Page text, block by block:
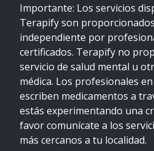
Importante: Los servicios
Terapify son
independiente por
certificados. Terapify no
servicio de salud mental u
médica. Los profesionales
escriben medicamentos a
estás experimentando una
favor comunícate a los
más cercanos a tu localidad.